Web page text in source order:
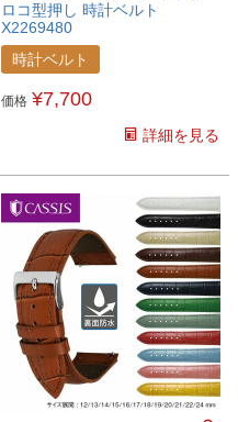
ロコ型押し 時計ベルト
X2269480
時計ベルト
価格 ¥7,700
詳細を見る